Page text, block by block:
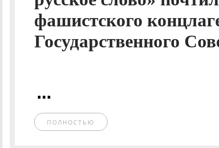
фашистского
Государственного
...
ПОЛНОСТЬЮ